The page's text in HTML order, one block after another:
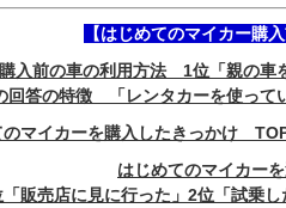
【はじめてのマイカー購
入前の車の利用方法 1位「親の車
回答の特徴 「レンタカーを使って
のマイカーを購入したきっかけ
はじめてのマイカー
「販売店に見に行った」2位「試乗